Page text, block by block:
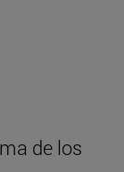
de los